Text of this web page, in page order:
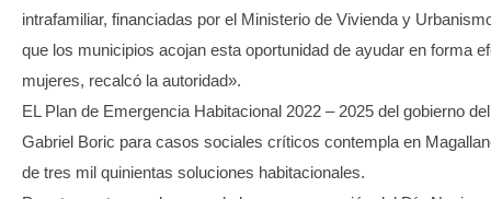
intrafamiliar, financiadas por el Ministerio de Vivienda y
que los municipios acojan esta oportunidad de ayudar en forma
mujeres, recalcó la autoridad».
EL Plan de Emergencia Habitacional 2022 – 2025 del gobierno
Gabriel Boric para casos sociales críticos contempla en
de tres mil quinientas soluciones habitacionales.